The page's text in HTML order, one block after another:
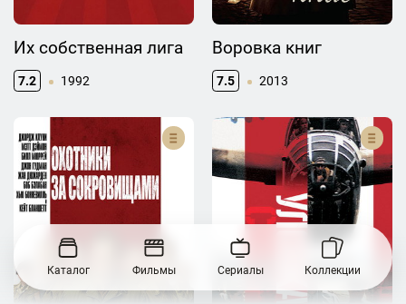
Их собственная лига
7.2 1992
Воровка книг
7.5 2013
Каталог Фильмы Сериалы Коллекции